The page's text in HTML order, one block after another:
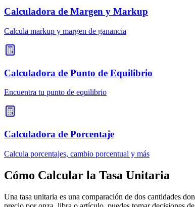
Calculadora de Margen y Markup
Calcula markup y margen de ganancia
Calculadora de Punto de Equilibrio
Encuentra tu punto de equilibrio
Calculadora de Porcentaje
Calcula porcentajes, cambio porcentual y más
Cómo Calcular la Tasa Unitaria
Una tasa unitaria es una comparación de dos cantidades